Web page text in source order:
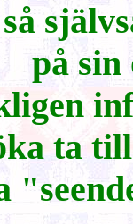
på sin
ta